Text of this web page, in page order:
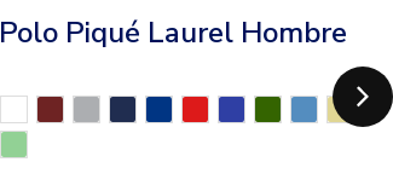
Polo Piqué Laurel Hombre